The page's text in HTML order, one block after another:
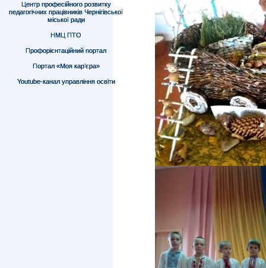
Центр професійного розвитку
педагогічних працівників Чернігівської
міської ради
НМЦ ПТО
Профорієнтаційний портал
Портал «Моя кар’єра»
Youtube-канал управління освіти